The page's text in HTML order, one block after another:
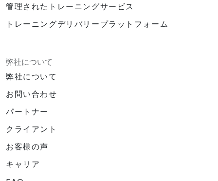
管理されたトレーニングサービス
トレーニングデリバリープラットフォーム
弊社について
弊社について
お問い合わせ
パートナー
クライアント
お客様の声
キャリア